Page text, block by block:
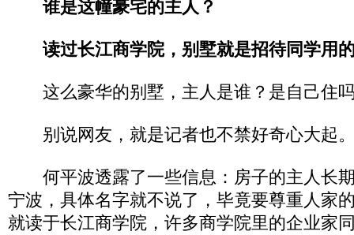
谁是这幢豪宅的主人？
读过长江商学院，别墅就是招待同学用
这么豪华的别墅，主人是谁？是自己住
别说网友，就是记者也不禁好奇心大起
何平波透露了一些信息：房子的主人长
宁波，具体名字就不说了，毕竟要尊重人家
就读于长江商学院，许多商学院里的企业家